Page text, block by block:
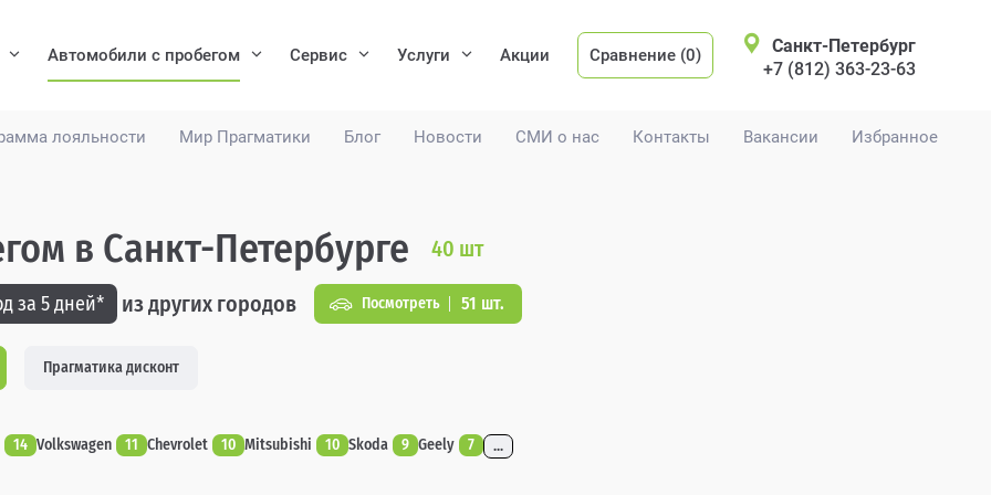
лояльности Мир Прагматики Блог Новости СМИ о нас Контакты Вакансии Избранное
Автомобили с пробегом Сервис Услуги Акции Сравнение (0)
Санкт-Петербург
+7 (812) 363-23-63
в Санкт-Петербурге 40 шт
за 5 дней* из других городов Посмотреть 51 шт.
Прагматика дисконт
14 Volkswagen 11 Chevrolet 10 Mitsubishi 10 Skoda 9 Geely 7 ...